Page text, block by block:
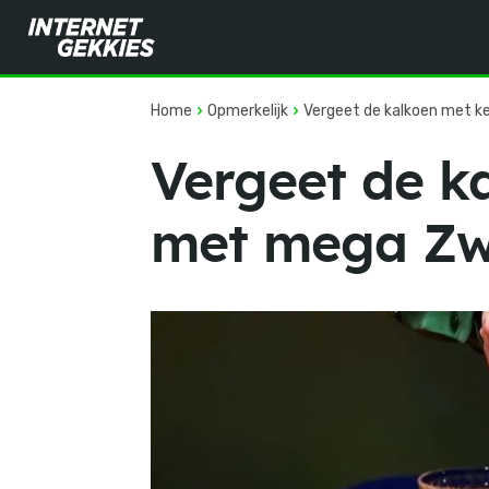
Home Opmerkelijk Vergeet de kalkoen met
Vergeet de
met mega